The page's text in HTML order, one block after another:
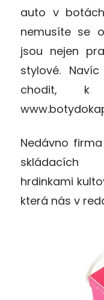
auto v
nemusíte se
jsou nejen
stylové.
chodit,
Nedávno
skládacích
hrdinkami
která nás v